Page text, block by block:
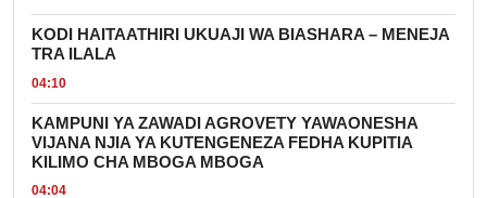
KODI HAITAATHIRI UKUAJI WA BIASHARA – MENEJA
TRA ILALA
04:10
KAMPUNI YA ZAWADI AGROVETY YAWAONESHA
VIJANA NJIA YA KUTENGENEZA FEDHA KUPITIA
KILIMO CHA MBOGA MBOGA
04:04